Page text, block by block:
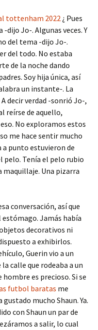
tottenham 2022 ¿ Pues
dijo Jo-. Algunas veces. Y
del tema -dijo Jo-.
del todo. No estaba
de la noche dando
Soy hija única, así
un instante-. La
decir verdad -sonrió Jo-,
reírse de aquello,
No exploramos estos
me hace sentir mucho
a punto estuvieron de
pelo. Tenía el pelo rubio
maquillaje. Una pizarra
conversación, así que
estómago. Jamás había
decorativos ni
a exhibirlos.
Guerin vio a un
calle que rodeaba a un
es precioso. Si se
futbol baratas me
mucho Shaun. Ya.
con Shaun un par de
a salir, lo cual